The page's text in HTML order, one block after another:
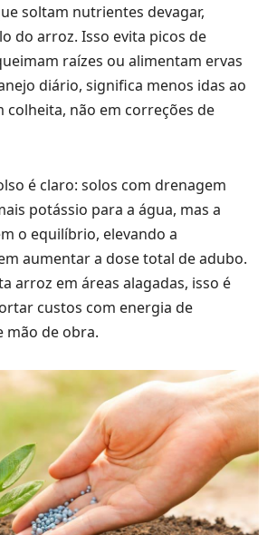
soltam nutrientes devagar,
do arroz. Isso evita picos de
raízes ou alimentam ervas
diário, significa menos idas ao
colheita, não em correções de
é claro: solos com drenagem
potássio para a água, mas a
o equilíbrio, elevando a
aumentar a dose total de adubo.
arroz em áreas alagadas, isso é
custos com energia de
mão de obra.